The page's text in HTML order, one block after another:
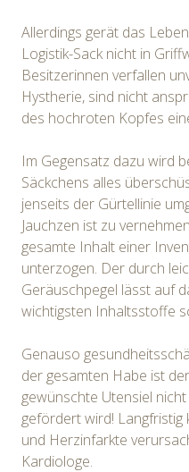
Allerdings gerät das
Logistik-Sack nicht in
Besitzerinnen verfallen
Hystherie, sind nicht
des hochroten Kopfes
Im Gegensatz dazu wird
Säckchens alles
jenseits der Gürtellinie
Jauchzen ist zu
gesamte Inhalt einer
unterzogen. Der durch
Geräuschpegel lässt auf
wichtigsten Inhaltsstoffe
Genauso
der gesamten Habe ist
gewünschte Utensiel
gefördert wird!
und Herzinfarkte
Kardiologe.